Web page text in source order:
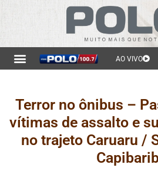
AO VIVO
Terror no ônibus –
vítimas de assalto e
no trajeto Caruaru /